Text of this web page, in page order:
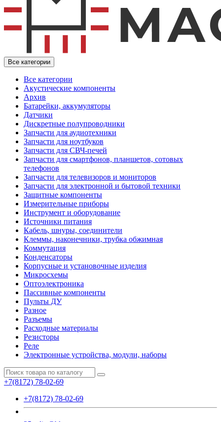
Все категории
Все категории
Акустические компоненты
Архив
Батарейки, аккумуляторы
Датчики
Дискретные полупроводники
Запчасти для аудиотехники
Запчасти для ноутбуков
Запчасти для СВЧ-печей
Запчасти для смартфонов, планшетов, сотовых
телефонов
Запчасти для телевизоров и мониторов
Запчасти для электронной и бытовой техники
Защитные компоненты
Измерительные приборы
Инструмент и оборудование
Источники питания
Кабель, шнуры, соединители
Клеммы, наконечники, трубка обжимная
Коммутация
Конденсаторы
Корпусные и установочные изделия
Микросхемы
Оптоэлектроника
Пассивные компоненты
Пульты ДУ
Разное
Разъемы
Расходные материалы
Резисторы
Реле
Электронные устройства, модули, наборы
+7(8172) 78-02-69
+7(8172) 78-02-69